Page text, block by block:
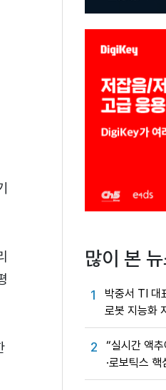
많이 본
1
박중서 TI 대
로봇 지능화
2
“실시간 액
·로보틱스 핵